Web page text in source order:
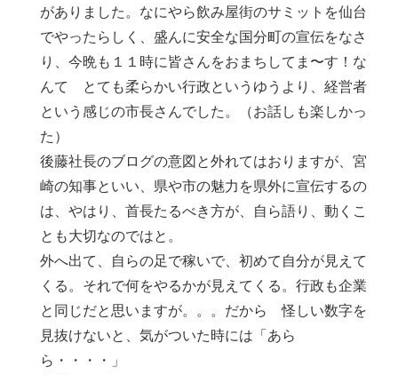
がありました。なにやら飲み屋街のサミットを仙台
でやったらしく、盛んに安全な国分町の宣伝をなさ
り、今晩も１１時に皆さんをおまちしてま〜す！な
んて とても柔らかい行政というゆうより、経営者
という感じの市長さんでした。（お話しも楽しかっ
た）
後藤社長のブログの意図と外れてはおりますが、宮
崎の知事といい、県や市の魅力を県外に宣伝するの
は、やはり、首長たるべき方が、自ら語り、動くこ
とも大切なのではと。
外へ出て、自らの足で稼いで、初めて自分が見えて
くる。それで何をやるかが見えてくる。行政も企業
と同じだと思いますが。。。だから 怪しい数字を
見抜けないと、気がついた時には「あら
ら・・・・」